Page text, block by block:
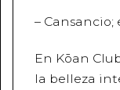
–
En Kōan
la belleza